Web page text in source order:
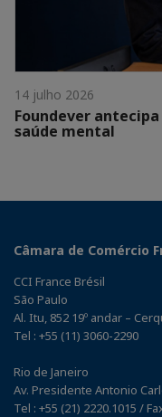
14 julho 2026
Foundever
saúde mental
Câmara de Comércio
CCI France Brésil
São Paulo
Al. Itu, 852 19º andar –
Tel : +55 (11) 3060-2290
Rio de Janeiro
Av. Presidente Antonio
Tel : +55 (21) 2220.1015 /